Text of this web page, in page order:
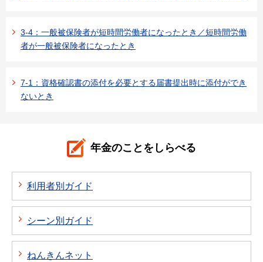
3-4：一般被保険者が短時間労働者になったとき／短時間労働
者が一般被保険者になったとき
7-1：資格確認書の添付を必要とする届書提出時に添付ができ
ないとき
年金のことをしらべる
利用者別ガイド
シーン別ガイド
ねんきんネット